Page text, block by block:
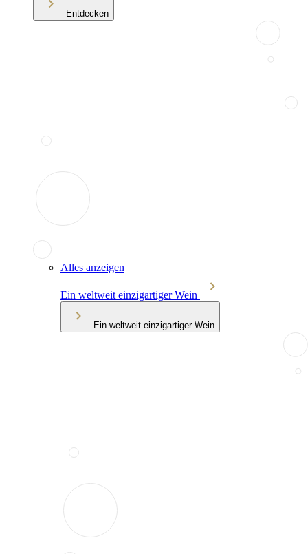
Entdecken
Alles anzeigen
Ein weltweit einzigartiger Wein
Ein weltweit einzigartiger Wein